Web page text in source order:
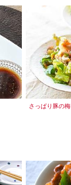
さっぱり豚の